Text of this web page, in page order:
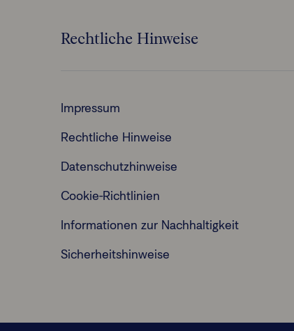
Rechtliche Hinweise
Impressum
Rechtliche Hinweise
Datenschutzhinweise
Cookie-Richtlinien
Informationen zur Nachhaltigkeit
Sicherheitshinweise